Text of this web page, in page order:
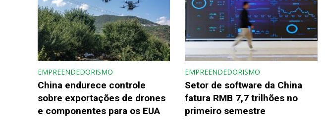
EMPREENDEDORISMO
China endurece controle
sobre exportações de drones
e componentes para os EUA
EMPREENDEDORISMO
Setor de software da China
fatura RMB 7,7 trilhões no
primeiro semestre